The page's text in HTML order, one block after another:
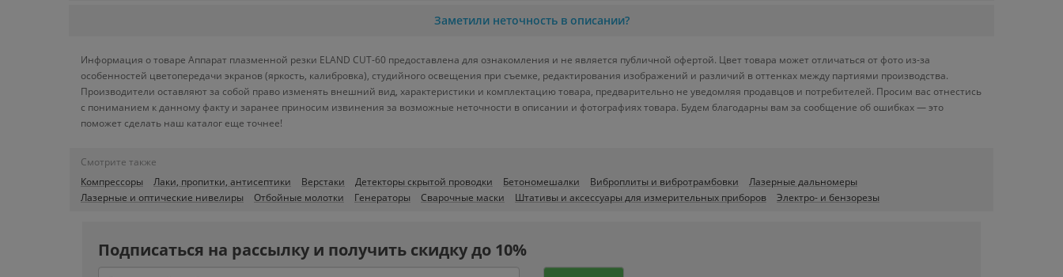
Заметили неточность в описании?
Информация о товаре Аппарат плазменной резки ELAND CUT-60 предоставлена для ознакомления и не является публичной офертой. Цвет товара может отличаться от фото из-за
особенностей цветопередачи экранов (яркость, калибровка), студийного освещения при съемке, редактирования изображений и различий в оттенках между партиями производства.
Производители оставляют за собой право изменять внешний вид, характеристики и комплектацию товара, предварительно не уведомляя продавцов и потребителей. Просим вас отнестись
с пониманием к данному факту и заранее приносим извинения за возможные неточности в описании и фотографиях товара. Будем благодарны вам за сообщение об ошибках — это
поможет сделать наш каталог еще точнее!
Смотрите также
Компрессоры
Лаки, пропитки, антисептики Верстаки Детекторы скрытой проводки Бетономешалки Виброплиты и вибротрамбовки
Лазерные дальномеры
Лазерные и оптические нивелиры
Отбойные молотки Генераторы Сварочные маски Штативы и аксессуары для измерительных приборов Электро- и бензорезы
Подписаться на рассылку и получить скидку до 10%